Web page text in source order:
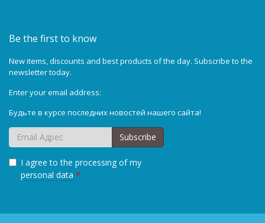
Be the first to know
New items, discounts and best products of the day. Subscribe to the
newsletter today.
Enter your email address:
Будьте в курсе последних новостей нашего сайта!
I agree to the processing of my
personal data *
Subscribe